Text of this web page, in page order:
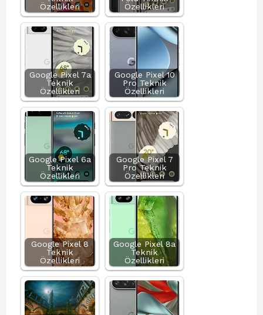
Özellikleri
Özellikleri
Google Pixel 7a
Teknik
Özellikleri
Google Pixel 10
Pro Teknik
Özellikleri
Google Pixel 6a
Teknik
Özellikleri
Google Pixel 7
Pro Teknik
Özellikleri
Google Pixel 8
Teknik
Özellikleri
Google Pixel 8a
Teknik
Özellikleri